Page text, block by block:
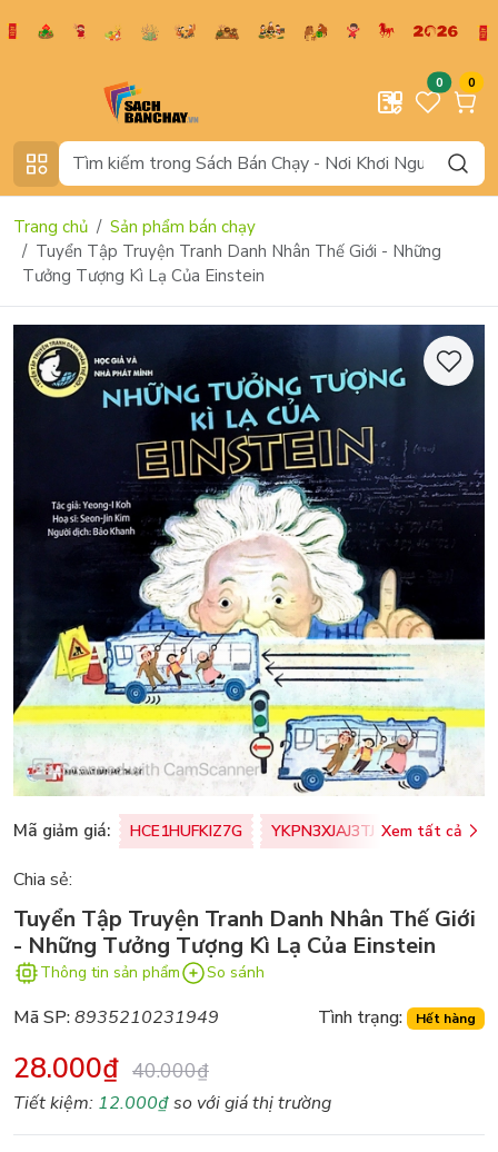
0 0
Trang chủ
Sản phẩm bán chạy
Tuyển Tập Truyện Tranh Danh Nhân Thế Giới - Những
Tưởng Tượng Kì Lạ Của Einstein
Mã giảm giá: HCE1HUFKIZ7G YKPN3XJAJ3TJ Xem tất cả
Chia sẻ:
Tuyển Tập Truyện Tranh Danh Nhân Thế Giới
- Những Tưởng Tượng Kì Lạ Của Einstein
Thông tin sản phẩm So sánh
Mã SP:8935210231949 Tình trạng: Hết hàng
28.000₫ 40.000₫
Tiết kiệm: 12.000₫so với giá thị trường